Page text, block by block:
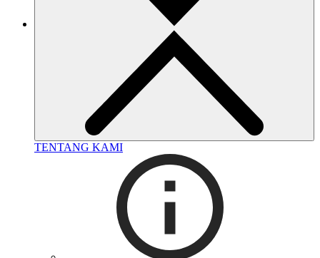
TENTANG KAMI